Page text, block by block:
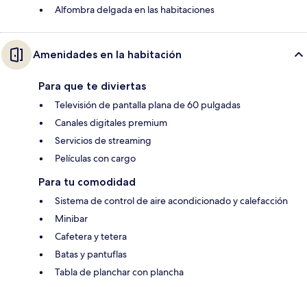
Alfombra delgada en las habitaciones
Amenidades en la habitación
Para que te diviertas
Televisión de pantalla plana de 60 pulgadas
Canales digitales premium
Servicios de streaming
Películas con cargo
Para tu comodidad
Sistema de control de aire acondicionado y calefacción
Minibar
Cafetera y tetera
Batas y pantuflas
Tabla de planchar con plancha